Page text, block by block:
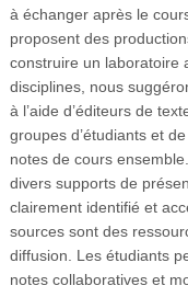
à échanger après le
proposent des
construire un laboratoire
disciplines, nous
à l’aide d’éditeurs de
groupes d’étudiants et
notes de cours
divers supports de
clairement identifié et
sources sont des
diffusion. Les étudiants
notes collaboratives et